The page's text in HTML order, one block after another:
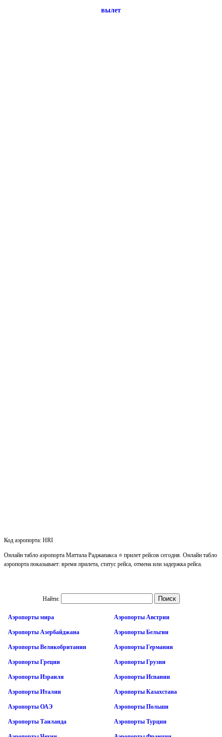
вылет
Код аэропорта: HRI
Онлайн табло аэропорта Маттала Раджапакса ⭐ прилет рейсов сегодня. Онлайн табло
аэропорта показывает: время прилета, статус рейса, отмена или задержка рейса.
Найти:
Аэропорты мира Аэропорты Австрии
Аэропорты Азербайджана Аэропорты Бельгии
Аэропорты Великобритании Аэропорты Германии
Аэропорты Греции Аэропорты Грузии
Аэропорты Израиля Аэропорты Испании
Аэропорты Италии Аэропорты Казахстана
Аэропорты ОАЭ Аэропорты Польши
Аэропорты Таиланда Аэропорты Турции